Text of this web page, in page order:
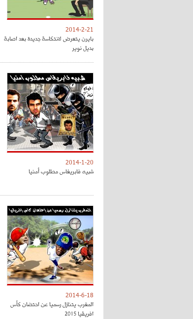
2014-2-21
بايرن يتعرض لانتكاسة جديدة بعد اصابة
بديل نوير
2014-1-20
شبيه فابريغاس مطلوب أمنيا
2014-6-18
المغرب يتنازل رسميا عن احتضان كأس
افريقيا 2015